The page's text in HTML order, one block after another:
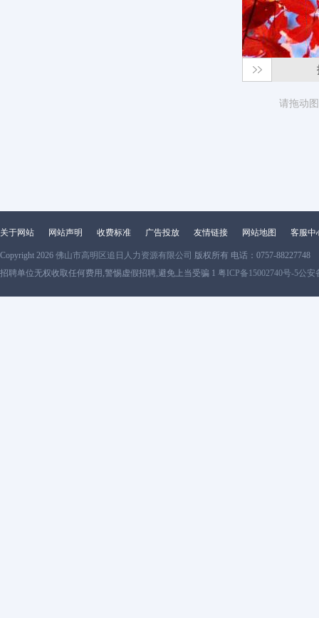
请拖动
关于网站 网站声明 收费标准 广告投放 友情链接 网站地图 客服中
Copyright 2026 佛山市高明区追日人力资源有限公司 版权所有 电话：0757-88227748
招聘单位无权收取任何费用,警惕虚假招聘,避免上当受骗 1 粤ICP备15002740号-5公安